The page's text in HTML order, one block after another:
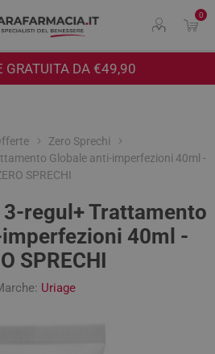
0
GRATUITA DA €49,90
Zero Sprechi
Globale anti-imperfezioni 40ml -
SPRECHI
3-regul+ Trattamento
40ml -
SPRECHI
Uriage